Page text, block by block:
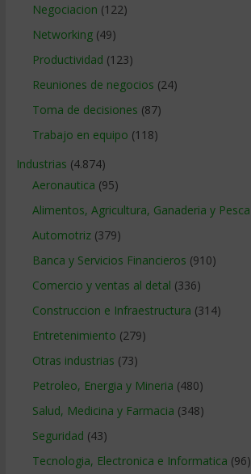
Negociacion (122)
Networking(49)
Productividad (123)
Reuniones de negocios (24)
Toma de decisiones (87)
Trabajo en equipo (118)
Industrias (4.874)
Aeronautica (95)
Alimentos, Agricultura, Ganaderia y Pesca
Automotriz(379)
Banca y Servicios Financieros (910)
Comercio y ventas al detal (336)
Construccion e Infraestructura (314)
Entretenimiento (279)
Otras industrias (73)
Petroleo, Energia y Mineria (480)
Salud, Medicina y Farmacia (348)
Seguridad (43)
Tecnologia, Electronica e Informatica (96)